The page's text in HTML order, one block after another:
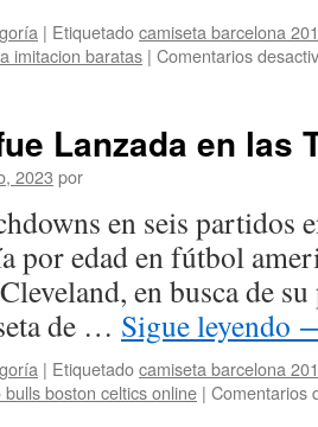
| Etiquetadocamiseta barcelona
imitacion baratas | Comentarios
Lanzada en las
2023 por
en seis partidos
por edad en fútbol
en busca de
de … Sigue leyendo
| Etiquetadocamiseta barcelona
bulls boston celtics online | Comentarios